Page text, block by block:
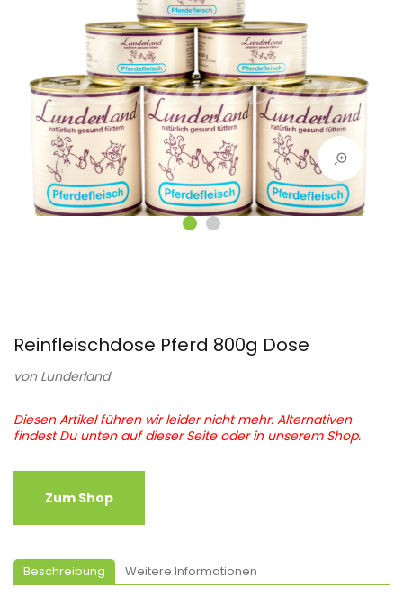
Reinfleischdose Pferd 800g Dose
von Lunderland
Diesen Artikel führen wir leider nicht mehr. Alternativen
findest Du unten auf dieser Seite oder in unserem Shop.
Zum Shop
Beschreibung Weitere Informationen